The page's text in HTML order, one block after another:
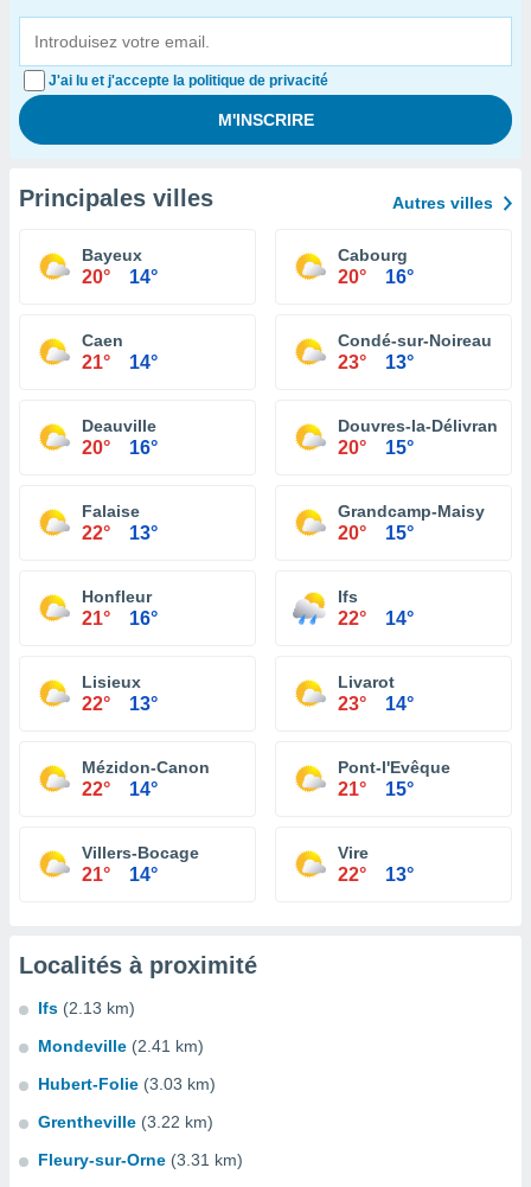
J'ai lu et j'accepte la politique de privacité
Principales villes Autres villes
Bayeux
20° 14°
Cabourg
20° 16°
Caen
21° 14°
Condé-sur-Noireau
23° 13°
Deauville
20° 16°
Douvres-la-Délivrande
20° 15°
Falaise
22° 13°
Grandcamp-Maisy
20° 15°
Honfleur
21° 16°
Ifs
22° 14°
Lisieux
22° 13°
Livarot
23° 14°
Mézidon-Canon
22° 14°
Pont-l'Evêque
21° 15°
Villers-Bocage
21° 14°
Vire
22° 13°
Localités à proximité
Ifs (2.13 km)
Mondeville (2.41 km)
Hubert-Folie (3.03 km)
Grentheville (3.22 km)
Fleury-sur-Orne (3.31 km)